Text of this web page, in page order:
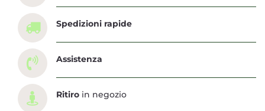
Spedizioni rapide
Assistenza
Ritiro in negozio